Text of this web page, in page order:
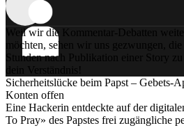
Weil wir die Kommentar-Debatten
möchten, sehen wir uns gezwungen,
Stunden nach Publikation einer Story
dein Verständnis!
Sicherheitslücke beim Papst – Gebets-
Konten offen
Eine Hackerin entdeckte auf der
To Pray» des Papstes frei zugängliche